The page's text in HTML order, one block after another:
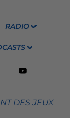
RADIO
DES JEUX